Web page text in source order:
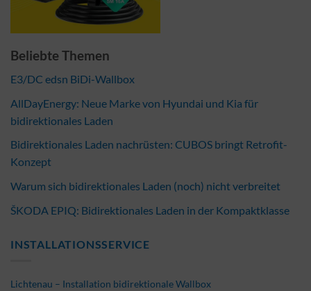
Beliebte Themen
E3/DC edsn BiDi-Wallbox
AllDayEnergy: Neue Marke von Hyundai und Kia für
bidirektionales Laden
Bidirektionales Laden nachrüsten: CUBOS bringt Retrofit-
Konzept
Warum sich bidirektionales Laden (noch) nicht verbreitet
ŠKODA EPIQ: Bidirektionales Laden in der Kompaktklasse
INSTALLATIONSSERVICE
Lichtenau – Installation bidirektionale Wallbox